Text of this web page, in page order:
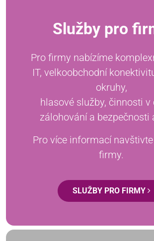
Služby pro
Pro firmy nabízíme
IT, velkoobchodní
okruhy,
hlasové služby, činnosti v
zálohování a bezpečnosti
Pro více informací
firmy.
SLUŽBY PRO FIRMY